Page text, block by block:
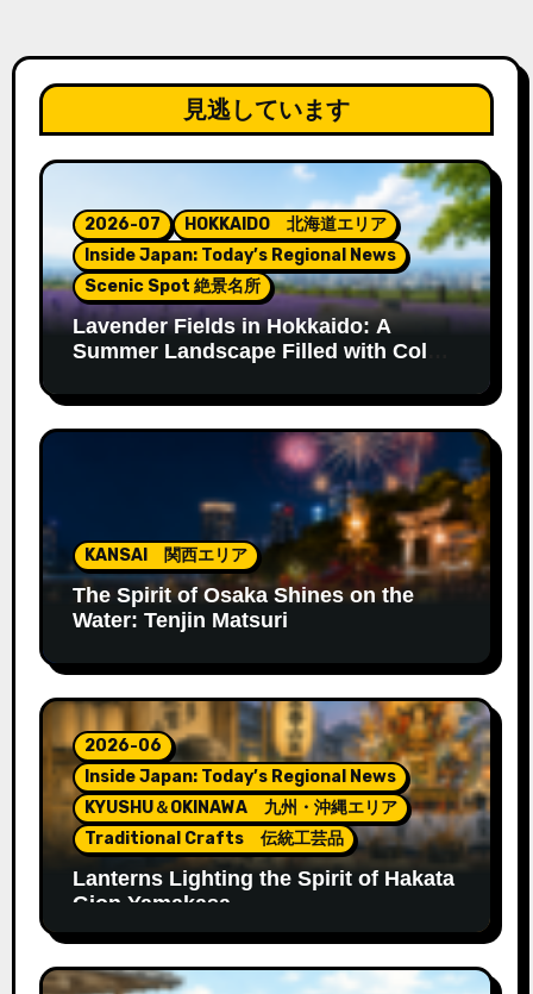
見逃しています
2026-07
HOKKAIDO 北海道エリア
Inside Japan: Today’s Regional News
Scenic Spot 絶景名所
Lavender Fields in Hokkaido: A
Summer Landscape Filled with Color
KANSAI 関西エリア
The Spirit of Osaka Shines on the
Water: Tenjin Matsuri
2026-06
Inside Japan: Today’s Regional News
KYUSHU＆OKINAWA 九州・沖縄エリア
Traditional Crafts 伝統工芸品
Lanterns Lighting the Spirit of Hakata
Gion Yamakasa